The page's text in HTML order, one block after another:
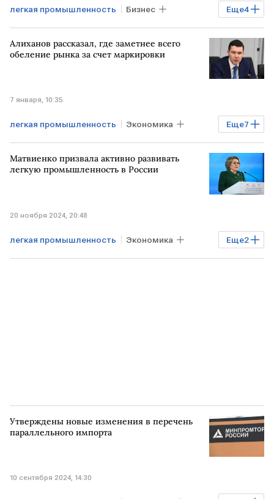
Еще4
легкая промышленность Бизнес
Финансы Антон Алиханов
Минпромторг Госдума
Алиханов рассказал, где заметнее всего
обеление рынка за счет маркировки
7 января, 10:35
Еще7
легкая промышленность Экономика
Бизнес РОССИЯ РФ
Антон Алиханов Минпромторг
Матвиенко призвала активно развивать
легкую промышленность в России
20 ноября 2024, 20:48
Еще2
легкая промышленность Экономика
РОССИЯ Валентина Матвиенко
Утверждены новые изменения в перечень
параллельного импорта
10 сентября 2024, 14:30